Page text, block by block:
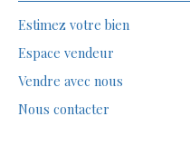
Estimez votre bien
Espace vendeur
Vendre avec nous
Nous contacter